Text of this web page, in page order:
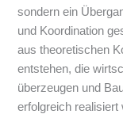
sondern ein
und Koordination
aus theoretischen
entstehen, die
überzeugen und
erfolgreich realisiert